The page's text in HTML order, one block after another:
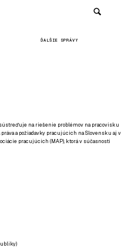
ĎALŠIE SPRÁVY
na riešenie problémov na pracovisku
a požiadavky pracujúcich na Slovensku aj v
pracujúcich (MAP), ktorá v súčasnosti